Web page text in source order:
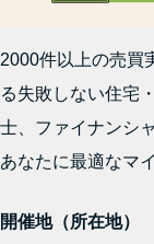
2000件以上の売買
る失敗しない住宅
士、ファイナンシ
あなたに最適なマ
開催地（所在地）